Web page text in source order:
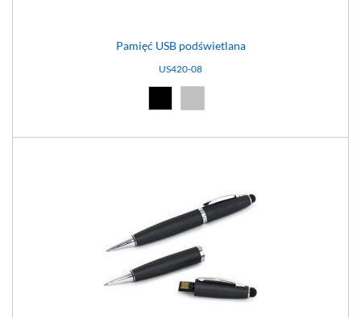
Pamięć USB podświetlana
US420-08